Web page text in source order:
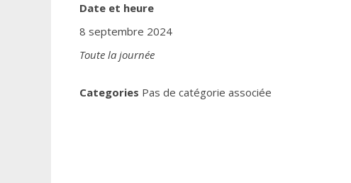
Date et heure
8 septembre 2024
Toute la journée
Categories Pas de catégorie associée